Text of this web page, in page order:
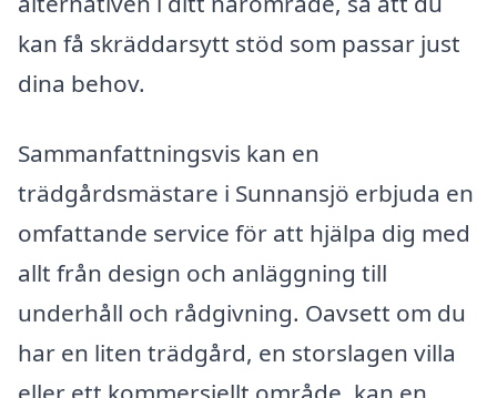
kan få skräddarsytt stöd som passar just
dina behov.
Sammanfattningsvis kan en
trädgårdsmästare i Sunnansjö erbjuda en
omfattande service för att hjälpa dig med
allt från design och anläggning till
underhåll och rådgivning. Oavsett om du
har en liten trädgård, en storslagen villa